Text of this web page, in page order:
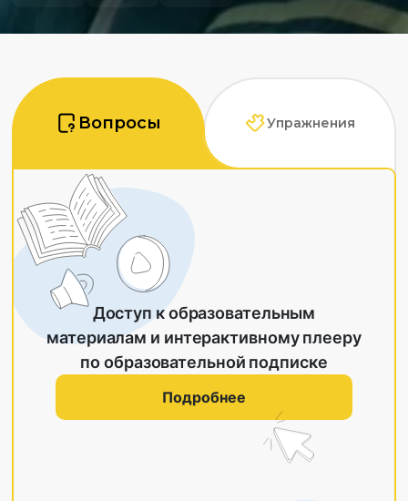
Вопросы Упражнения
Доступ к образовательным
материалам и интерактивному плееру
по образовательной подписке
Подробнее